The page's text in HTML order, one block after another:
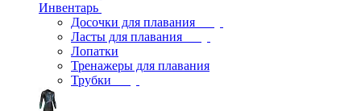
Инвентарь
Досочки для плавания
Ласты для плавания
Лопатки
Тренажеры для плавания
Трубки